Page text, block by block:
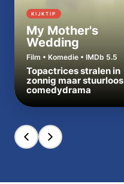
KIJKTIP
My Mother's
Wedding
Film • Komedie • IMDb 5.5
Topactrices stralen in
zonnig maar stuurloos
comedydrama